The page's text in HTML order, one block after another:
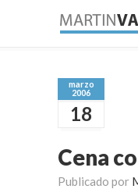
marzo
2006
18
Cena
Publicado por